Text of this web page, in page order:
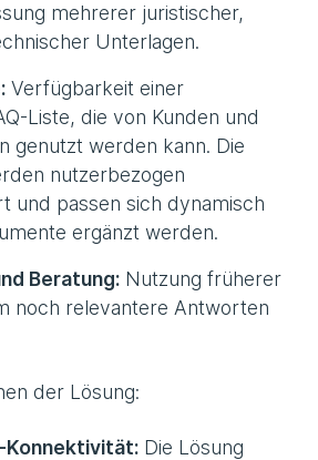
mehrerer juristischer,
Unterlagen.
Verfügbarkeit einer
Liste, die von Kunden und
genutzt werden kann. Die
nutzerbezogen
und passen sich dynamisch
ergänzt werden.
Beratung: Nutzung früherer
noch relevantere Antworten
der Lösung:
Die Lösung